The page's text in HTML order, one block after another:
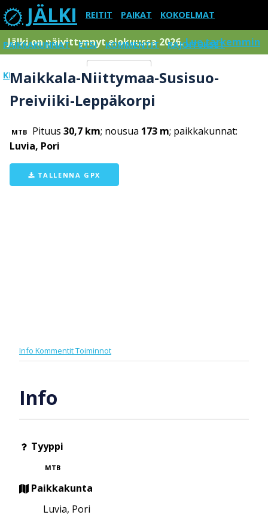
JÄLKI REITIT PAIKAT KOKOELMAT
PAIKKAKUNNAT ETSI KOMMENTIT RAJOITUKSET
KIRJAUDU SISÄÄN Menu
Jälki on päivittynnyt elokuussa 2026.Lue tarkemmin
Maikkala-Niittymaa-Susisuo-
Preiviiki-Leppäkorpi
MTB Pituus 30,7 km; nousua 173 m; paikkakunnat:
Luvia, Pori
TALLENNA GPX
Info KommentitToiminnot
Info
Tyyppi
MTB
Paikkakunta
Luvia, Pori